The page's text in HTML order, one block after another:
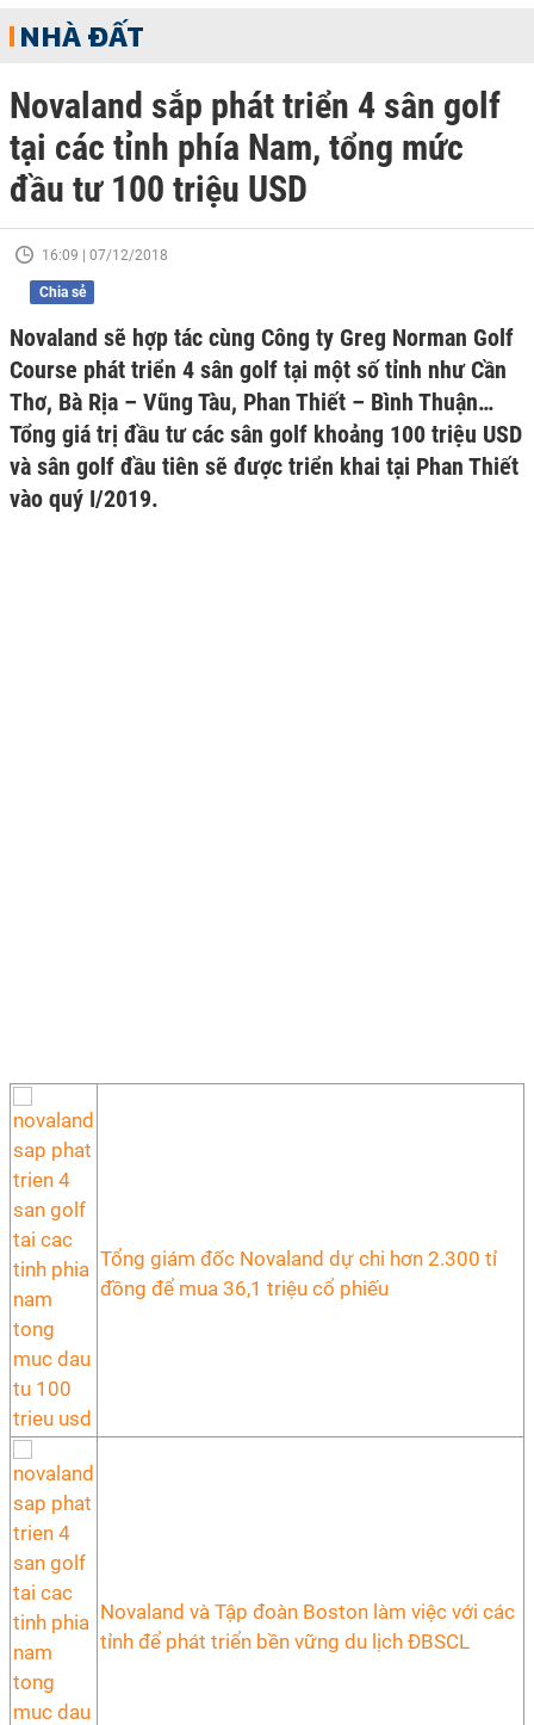
NHÀ ĐẤT
Novaland sắp phát triển 4 sân golf
tại các tỉnh phía Nam, tổng mức
đầu tư 100 triệu USD
16:09 | 07/12/2018
Chia sẻ
Novaland sẽ hợp tác cùng Công ty Greg Norman Golf
Course phát triển 4 sân golf tại một số tỉnh như Cần
Thơ, Bà Rịa – Vũng Tàu, Phan Thiết – Bình Thuận…
Tổng giá trị đầu tư các sân golf khoảng 100 triệu USD
và sân golf đầu tiên sẽ được triển khai tại Phan Thiết
vào quý I/2019.
Tổng giám đốc Novaland dự chi hơn 2.300 tỉ
đồng để mua 36,1 triệu cổ phiếu
Novaland và Tập đoàn Boston làm việc với các
tỉnh để phát triển bền vững du lịch ĐBSCL